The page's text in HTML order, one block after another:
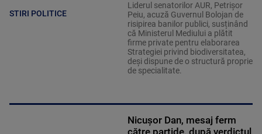
STIRI POLITICE
Liderul senatorilor AUR, Petrișor
Peiu, acuză Guvernul Bolojan de
risipirea banilor publici, susținând
că Ministerul Mediului a plătit
firme private pentru elaborarea
Strategiei privind biodiversitatea,
deși dispune de o structură proprie
de specialitate.
Nicușor Dan, mesaj ferm